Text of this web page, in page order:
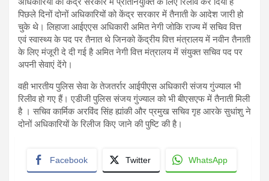
पिछले दिनों दोनों अधिकारियों को केंद्र सरकार में तैनाती के आदेश जारी हो
चुके थे। लिहाजा आईएएस अधिकारी अमित नेगी जोकि राज्य में सचिव वित्त
एवं स्वास्थ्य के पद पर तैनात थे जिनको केंद्रीय वित्त मंत्रालय में नवीन तैनाती
के लिए मंजूरी दे दी गई है अमित नेगी वित्त मंत्रालय में संयुक्त सचिव पद पर
अपनी सेवाएं देंगे।
वही भारतीय पुलिस सेवा के तेजतर्रार आईपीएस अधिकारी संजय गुंज्याल भी
रिलीव हो गए हैं। एडीजी पुलिस संजय गुंज्याल को भी बीएसएफ में तैनाती मिली
है । सचिव कार्मिक अरविंद सिंह ह्यांकी और प्रमुख सचिव गृह आरके सुधांशु ने
दोनों अधिकारियों के रिलीज किए जाने की पुष्टि की है।
Facebook Twitter WhatsApp